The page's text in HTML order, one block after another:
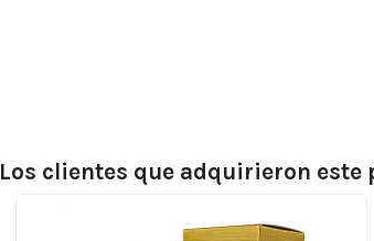
Los clientes que adquirieron